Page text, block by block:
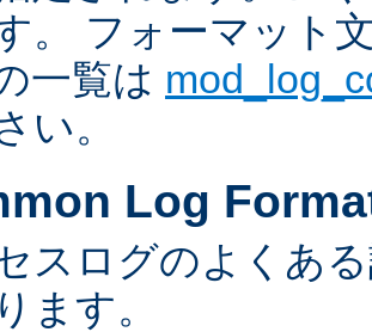
。 フォーマット
一覧は
い。
Log
スログのよくあ
ます。